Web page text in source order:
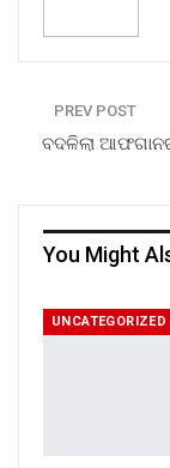
PREV POST
ବଦଳିଲା
You Might
UNCATEGORIZED